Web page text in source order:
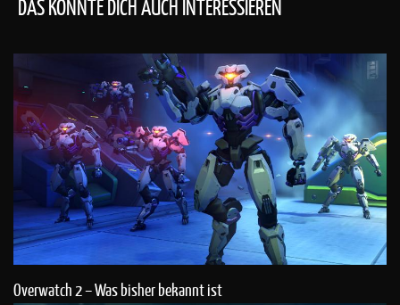
DAS KÖNNTE DICH AUCH INTERESSIEREN
Overwatch 2 – Was bisher bekannt ist